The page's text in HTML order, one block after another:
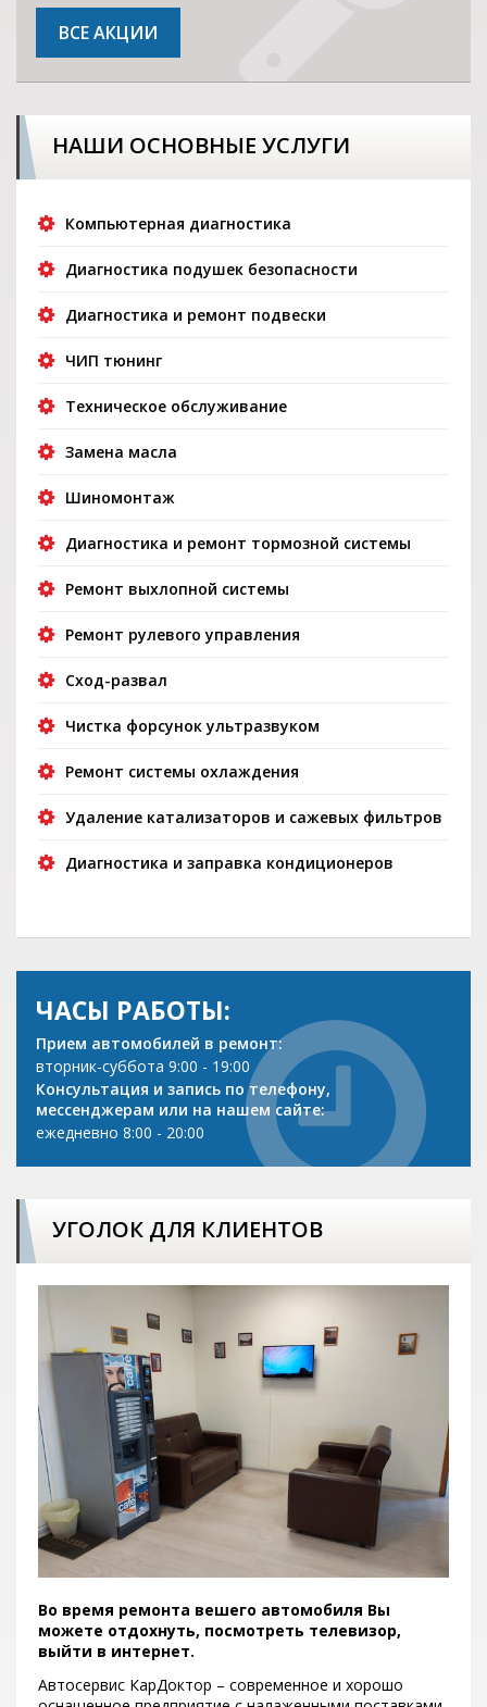
ВСЕ АКЦИИ
НАШИ ОСНОВНЫЕ УСЛУГИ
Компьютерная диагностика
Диагностика подушек безопасности
Диагностика и ремонт подвески
ЧИП тюнинг
Техническое обслуживание
Замена масла
Шиномонтаж
Диагностика и ремонт тормозной системы
Ремонт выхлопной системы
Ремонт рулевого управления
Сход-развал
Чистка форсунок ультразвуком
Ремонт системы охлаждения
Удаление катализаторов и сажевых фильтров
Диагностика и заправка кондиционеров
ЧАСЫ РАБОТЫ:
Прием автомобилей в ремонт:
вторник-суббота 9:00 - 19:00
Консультация и запись по телефону,
мессенджерам или на нашем сайте:
ежедневно 8:00 - 20:00
УГОЛОК ДЛЯ КЛИЕНТОВ
Во время ремонта вешего автомобиля Вы
можете отдохнуть, посмотреть телевизор,
выйти в интернет.
Автосервис КарДоктор – современное и хорошо